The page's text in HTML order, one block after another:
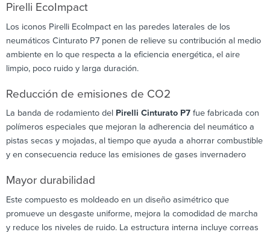
Pirelli EcoImpact
Los iconos Pirelli EcoImpact en las paredes laterales de los
neumáticos Cinturato P7 ponen de relieve su contribución al medio
ambiente en lo que respecta a la eficiencia energética, el aire
limpio, poco ruido y larga duración.
Reducción de emisiones de CO2
La banda de rodamiento del Pirelli Cinturato P7 fue fabricada con
polímeros especiales que mejoran la adherencia del neumático a
pistas secas y mojadas, al tiempo que ayuda a ahorrar combustible
y en consecuencia reduce las emisiones de gases invernadero
Mayor durabilidad
Este compuesto es moldeado en un diseño asimétrico que
promueve un desgaste uniforme, mejora la comodidad de marcha
y reduce los niveles de ruido. La estructura interna incluye correas